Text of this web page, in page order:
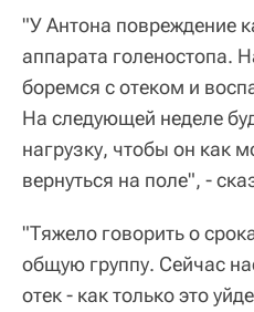
"У Антона повреждение
аппарата голеностопа.
боремся с отеком и
На следующей неделе
нагрузку, чтобы он как
вернуться на поле", -
"Тяжело говорить о
общую группу. Сейчас
отек - как только это